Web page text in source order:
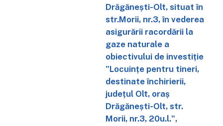
Drăgănești-Olt, situat în
str.Morii, nr.3, în vederea
asigurării racordării la
gaze naturale a
obiectivului de investiție
"Locuințe pentru tineri,
destinate închirierii,
județul Olt, oraș
Drăgănești-Olt, str.
Morii, nr.3, 20u.l.",